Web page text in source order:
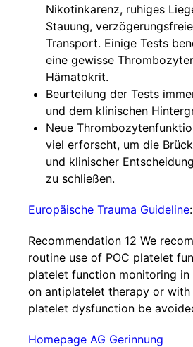
Nikotinkarenz, ruhiges
Stauung,
Transport. Einige Tests
eine gewisse
Hämatokrit.
Beurteilung der Tests
und dem klinischen
Neue
viel erforscht, um die
und klinischer
zu schließen.
Europäische Trauma Guideline:
Recommendation 12 We
routine use of POC platelet
platelet function monitoring
on antiplatelet therapy or with
platelet dysfunction be
Homepage AG Gerinnung